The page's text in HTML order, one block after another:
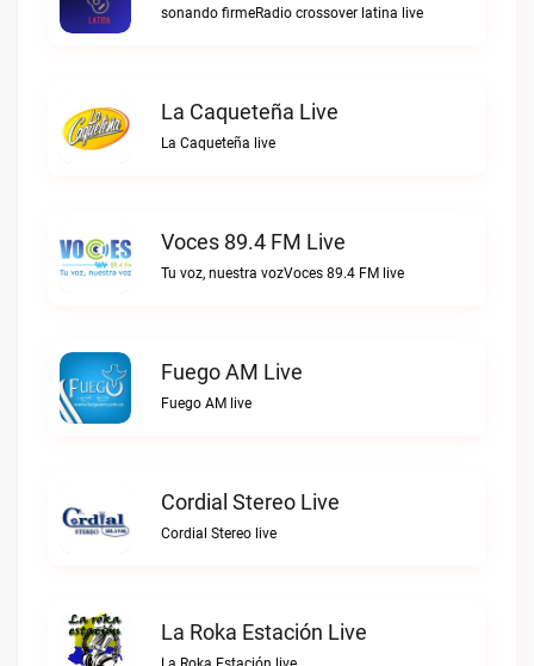
sonando firmeRadio crossover latina live
La Caqueteña Live
La Caqueteña live
Voces 89.4 FM Live
Tu voz, nuestra vozVoces 89.4 FM live
Fuego AM Live
Fuego AM live
Cordial Stereo Live
Cordial Stereo live
La Roka Estación Live